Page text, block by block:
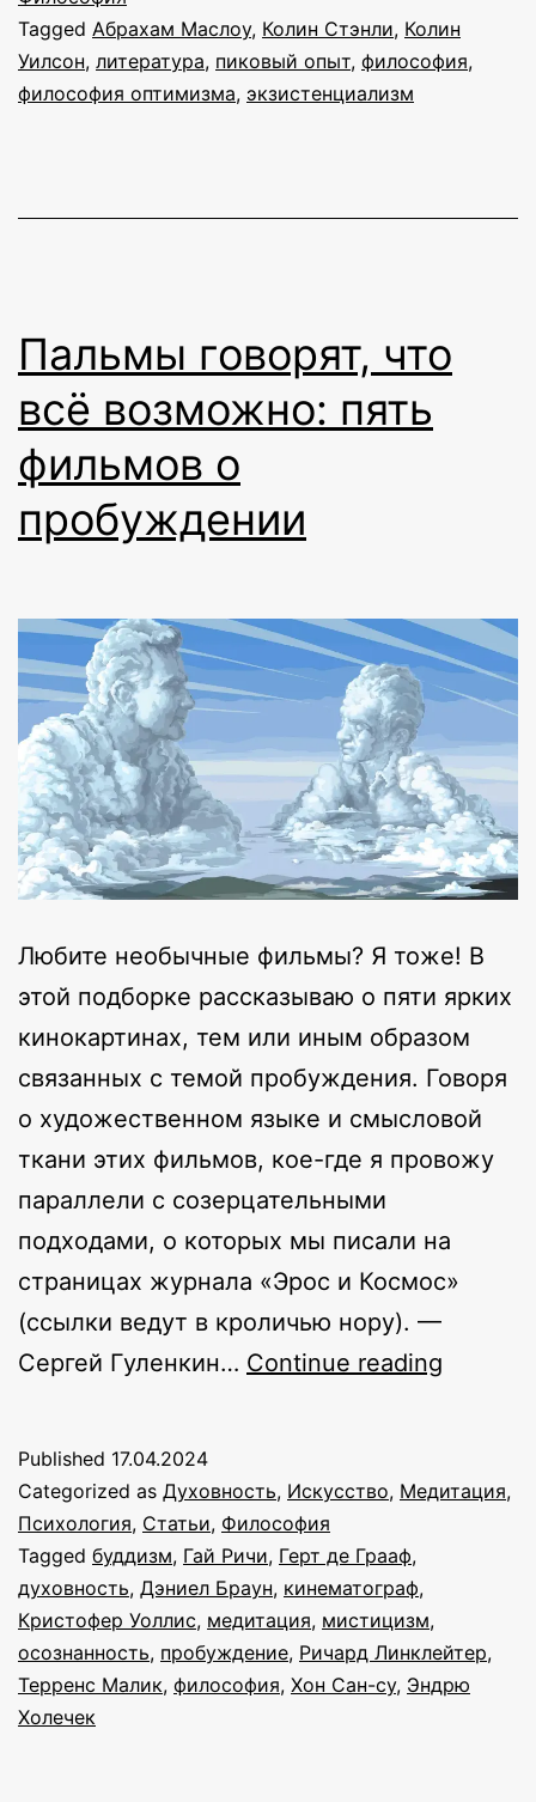
новый
Tagged Абрахам Маслоу, Колин Стэнли, Колин
Уилсон, литература, пиковый опыт, философия,
философия оптимизма, экзистенциализм
Пальмы говорят, что
всё возможно: пять
фильмов о
пробуждении
Любите необычные фильмы? Я тоже! В
этой подборке рассказываю о пяти ярких
кинокартинах, тем или иным образом
связанных с темой пробуждения. Говоря
о художественном языке и смысловой
ткани этих фильмов, кое-где я провожу
параллели с созерцательными
подходами, о которых мы писали на
страницах журнала «Эрос и Космос»
(ссылки ведут в кроличью нору). —
Сергей Гуленкин… Continue reading
всё
о
Published 17.04.2024
Categorized as Духовность, Искусство, Медитация,
Психология, Статьи, Философия
Tagged буддизм, Гай Ричи, Герт де Грааф,
духовность, Дэниел Браун, кинематограф,
Кристофер Уоллис, медитация, мистицизм,
осознанность, пробуждение, Ричард Линклейтер,
Терренс Малик, философия, Хон Сан-су, Эндрю
Холечек